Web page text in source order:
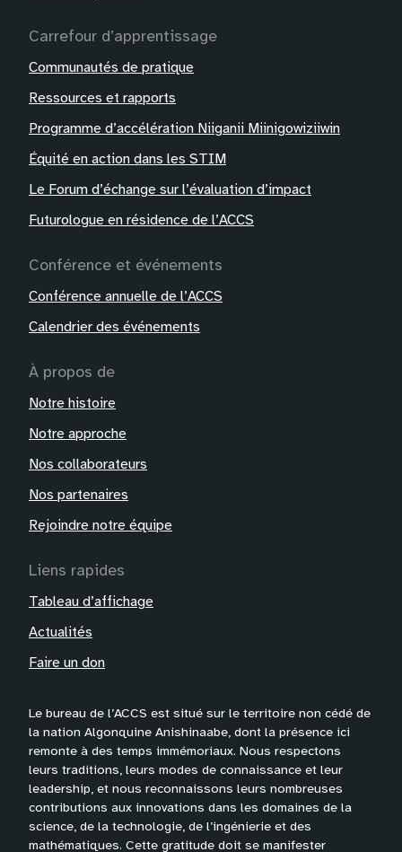
Carrefour d’apprentissage
Communautés de pratique
Ressources et rapports
Programme d’accélération Niiganii Miinigowiziiwin
Équité en action dans les STIM
Le Forum d’échange sur l’évaluation d’impact
Futurologue en résidence de l’ACCS
Conférence et événements
Conférence annuelle de l’ACCS
Calendrier des événements
À propos de
Notre histoire
Notre approche
Nos collaborateurs
Nos partenaires
Rejoindre notre équipe
Liens rapides
Tableau d’affichage
Actualités
Faire un don
Le bureau de l’ACCS est situé sur le territoire non cédé de
la nation Algonquine Anishinaabe, dont la présence ici
remonte à des temps immémoriaux. Nous respectons
leurs traditions, leurs modes de connaissance et leur
leadership, et nous reconnaissons leurs nombreuses
contributions aux innovations dans les domaines de la
science, de la technologie, de l’ingénierie et des
mathématiques. Cette gratitude doit se manifester